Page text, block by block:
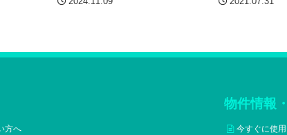
方へ
物件情報
今すぐに使